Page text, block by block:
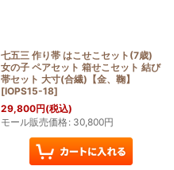
七五三 作り帯 はこせこセット(7歳)
女の子 ペアセット 箱せこセット 結び
帯セット 大寸(合繊)【金、鞠】
[IOPS15-18]
29,800円(税込)
モール販売価格: 30,800円